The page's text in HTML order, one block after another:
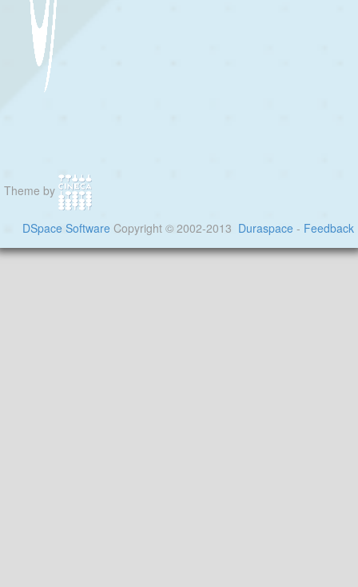
Theme by
DSpace Software Copyright © 2002-2013 Duraspace - Feedback